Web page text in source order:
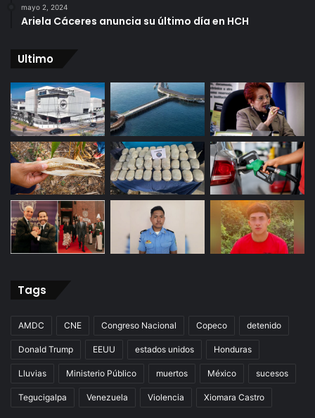
mayo 2, 2024
Ariela Cáceres anuncia su último día en HCH
Ultimo
Tags
AMDC CNE Congreso Nacional Copeco detenido
Donald Trump EEUU estados unidos Honduras
Lluvias Ministerio Público muertos México sucesos
Tegucigalpa Venezuela Violencia Xiomara Castro